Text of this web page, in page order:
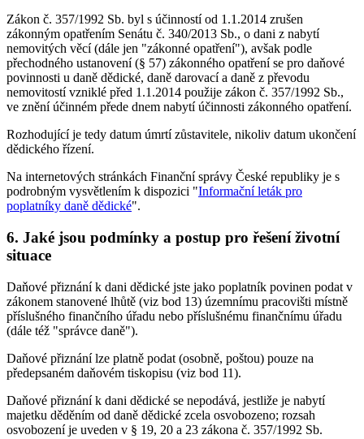
Zákon č. 357/1992 Sb. byl s účinností od 1.1.2014 zrušen
zákonným opatřením Senátu č. 340/2013 Sb., o dani z nabytí
nemovitých věcí (dále jen "zákonné opatření"), avšak podle
přechodného ustanovení (§ 57) zákonného opatření se pro daňové
povinnosti u daně dědické, daně darovací a daně z převodu
nemovitostí vzniklé před 1.1.2014 použije zákon č. 357/1992 Sb.,
ve znění účinném přede dnem nabytí účinnosti zákonného opatření.
Rozhodující je tedy datum úmrtí zůstavitele, nikoliv datum ukončení
dědického řízení.
Na internetových stránkách Finanční správy České republiky je s
podrobným vysvětlením k dispozici "Informační leták pro
poplatníky daně dědické".
6. Jaké jsou podmínky a postup pro řešení životní
situace
Daňové přiznání k dani dědické jste jako poplatník povinen podat v
zákonem stanovené lhůtě (viz bod 13) územnímu pracovišti místně
příslušného finančního úřadu nebo příslušnému finančnímu úřadu
(dále též "správce daně").
Daňové přiznání lze platně podat (osobně, poštou) pouze na
předepsaném daňovém tiskopisu (viz bod 11).
Daňové přiznání k dani dědické se nepodává, jestliže je nabytí
majetku děděním od daně dědické zcela osvobozeno; rozsah
osvobození je uveden v § 19, 20 a 23 zákona č. 357/1992 Sb.